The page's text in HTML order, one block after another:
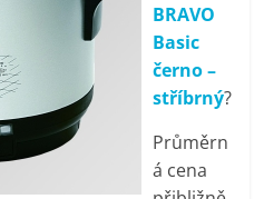
BRAVO
Basic
černo –
stříbrný?
Průměrn
á cena